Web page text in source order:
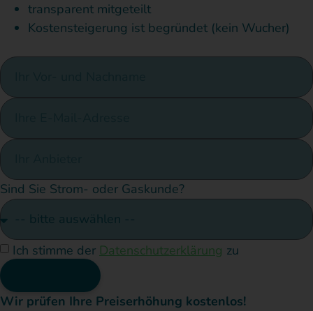
transparent mitgeteilt
Kostensteigerung ist begründet (kein Wucher)
Sind Sie Strom- oder Gaskunde?
Ich stimme der Datenschutzerklärung zu
Wir prüfen Ihre Preiserhöhung kostenlos!